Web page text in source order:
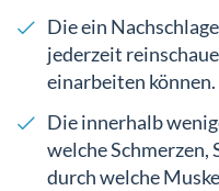
Die ein
jederzeit
einarbeiten können.
Die innerhalb
welche Schmerzen,
durch welche